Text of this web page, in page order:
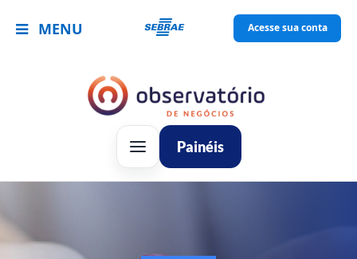
MENU Acesse sua conta
Painéis